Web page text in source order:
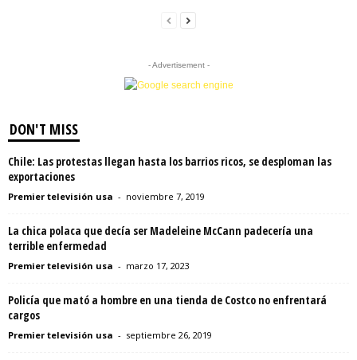
- Advertisement -
DON'T MISS
Chile: Las protestas llegan hasta los barrios ricos, se desploman las
exportaciones
Premier televisión usa - noviembre 7, 2019
La chica polaca que decía ser Madeleine McCann padecería una
terrible enfermedad
Premier televisión usa - marzo 17, 2023
Policía que mató a hombre en una tienda de Costco no enfrentará
cargos
Premier televisión usa - septiembre 26, 2019